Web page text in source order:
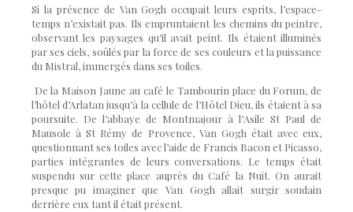
Si la présence de Van Gogh occupait leurs esprits, l’espace-
temps n’existait pas. Ilsempruntaient les chemins du peintre,
observant les paysages qu’il avait peint. Ils étaientilluminés
par ses ciels, soûlés par la force de ses couleurs et la puissance
du Mistral, immergés dans ses toiles.
De la Maison Jaune au café le Tambourin place du Forum, de
l’hôtel d’Arlatan jusqu’à la cellule de l’Hôtel Dieu, ils étaient à sa
poursuite. De l’abbaye de Montmajour à l’Asile St Paul de
Mausole à St Rémy de Provence, Van Gogh était avec eux,
questionnant ses toiles avec l’aide de Francis Bacon et Picasso,
parties intégrantes de leurs conversations. Le temps était
suspendu sur cette place auprès du Café la Nuit. On aurait
presque pu imaginer que Van Gogh allait surgir soudain
derrière eux tant il était présent.